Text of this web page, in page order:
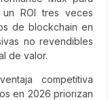
ROI tres veces
de blockchain en
no revendibles
de valor.
competitiva
en 2026 priorizan